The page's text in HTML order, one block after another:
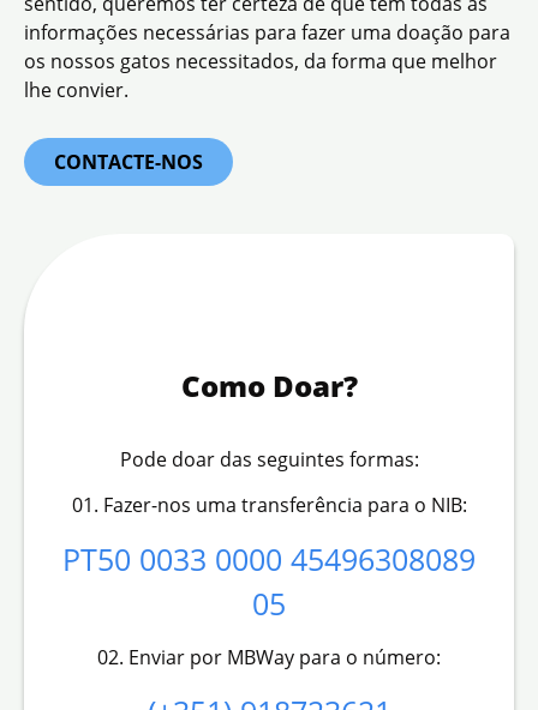
informações necessárias para fazer uma doação para
os nossos gatos necessitados, da forma que melhor
lhe convier.
CONTACTE-NOS
Como Doar?
Pode doar das seguintes formas:
01. Fazer-nos uma transferência para o NIB:
PT50 0033 0000 45496308089
05
02. Enviar por MBWay para o número: